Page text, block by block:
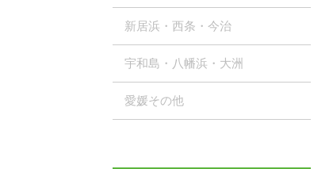
新居浜・西条・今治
宇和島・八幡浜・大洲
愛媛その他